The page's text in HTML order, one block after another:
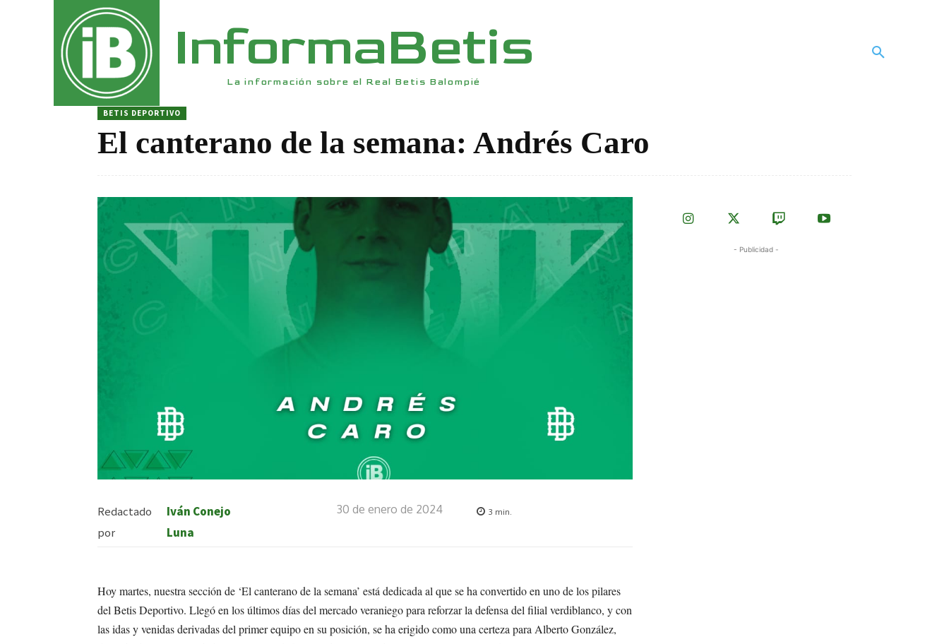
InformaBetis
La información sobre el Real Betis Balompié
BETIS DEPORTIVO
El canterano de la semana: Andrés Caro
Redactado
por
Iván Conejo
Luna
30 de enero de 2024 3 min.
Hoy martes, nuestra sección de ‘El canterano de la semana’ está dedicada al que se ha convertido en uno de los pilares
del Betis Deportivo. Llegó en los últimos días del mercado veraniego para reforzar la defensa del filial verdiblanco, y con
las idas y venidas derivadas del primer equipo en su posición, se ha erigido como una certeza para Alberto González,
- Publicidad -